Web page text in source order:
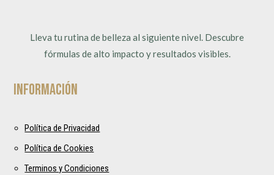
Lleva tu rutina de belleza al siguiente nivel. Descubre
fórmulas de alto impacto y resultados visibles.
Información
Política de Privacidad
Política de Cookies
Terminos y Condiciones